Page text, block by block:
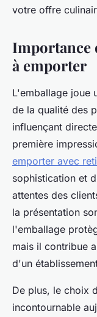
votre offre
Importance
à emporter
L'emballage joue
de la qualité des
influençant
première
emporter avec
sophistication et
attentes des
la présentation
l'emballage
mais il contribue
d'un
De plus, le choix
incontournable